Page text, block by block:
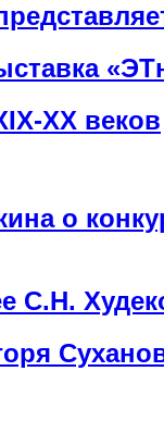
XX веков
о
С.Н.